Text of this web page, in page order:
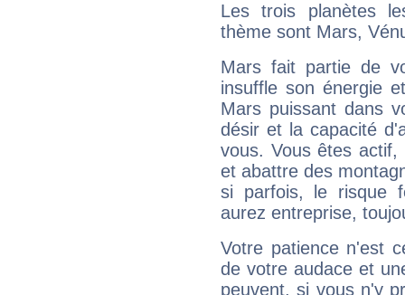
Les trois planètes
thème sont Mars,
Mars fait partie de
insuffle son énergie
Mars puissant dans
désir et la capacité
vous. Vous êtes
et abattre des
si parfois, le risque
aurez entreprise,
Votre patience n'est
de votre audace et
peuvent, si vous n'y